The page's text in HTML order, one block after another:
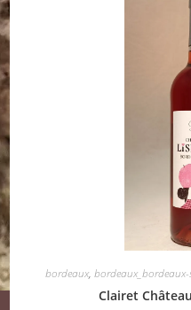
bordeaux,
Clairet